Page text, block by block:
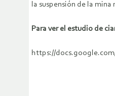
la suspensión de la mina
Para ver el estudio de
https://